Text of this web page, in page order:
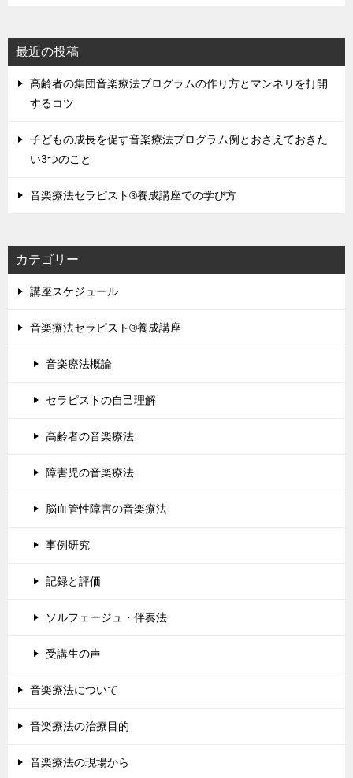
最近の投稿
高齢者の集団音楽療法プログラムの作り方とマンネリを打開
するコツ
子どもの成長を促す音楽療法プログラム例とおさえておきた
い3つのこと
音楽療法セラピスト®養成講座での学び方
カテゴリー
講座スケジュール
音楽療法セラピスト®養成講座
音楽療法概論
セラピストの自己理解
高齢者の音楽療法
障害児の音楽療法
脳血管性障害の音楽療法
事例研究
記録と評価
ソルフェージュ・伴奏法
受講生の声
音楽療法について
音楽療法の治療目的
音楽療法の現場から